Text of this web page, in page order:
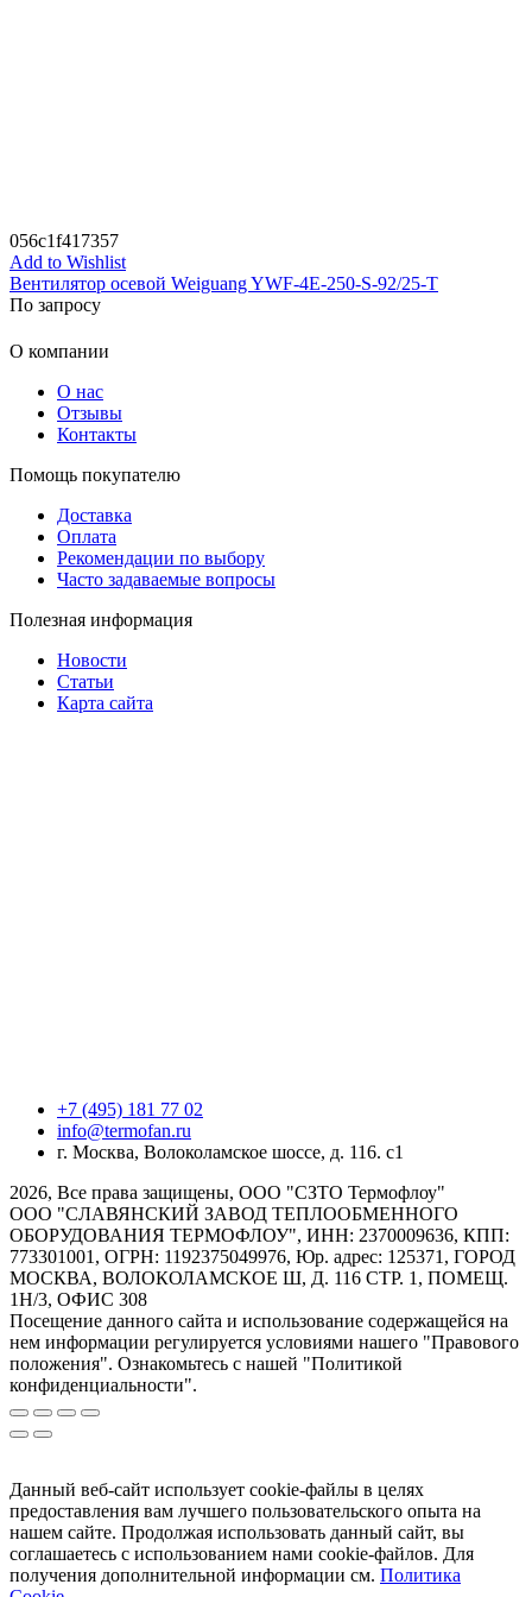
056c1f417357
Add to Wishlist
Вентилятор осевой Weiguang YWF-4E-250-S-92/25-T
По запросу
О компании
О нас
Отзывы
Контакты
Помощь покупателю
Доставка
Оплата
Рекомендации по выбору
Часто задаваемые вопросы
Полезная информация
Новости
Статьи
Карта сайта
+7 (495) 181 77 02
info@termofan.ru
г. Москва, Волоколамское шоссе, д. 116. с1
2026, Все права защищены, ООО "СЗТО Термофлоу"
ООО "СЛАВЯНСКИЙ ЗАВОД ТЕПЛООБМЕННОГО
ОБОРУДОВАНИЯ ТЕРМОФЛОУ", ИНН: 2370009636, КПП:
773301001, ОГРН: 1192375049976, Юр. адрес: 125371, ГОРОД
МОСКВА, ВОЛОКОЛАМСКОЕ Ш, Д. 116 СТР. 1, ПОМЕЩ.
1Н/3, ОФИС 308
Посещение данного сайта и использование содержащейся на
нем информации регулируется условиями нашего "Правового
положения". Ознакомьтесь с нашей "Политикой
конфиденциальности".
Данный веб-сайт использует cookie-файлы в целях
предоставления вам лучшего пользовательского опыта на
нашем сайте. Продолжая использовать данный сайт, вы
соглашаетесь с использованием нами cookie-файлов. Для
получения дополнительной информации см. Политика